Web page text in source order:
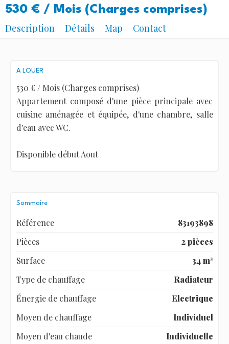
530 € / Mois (Charges comprises)
Description
Détails Map Contact
A LOUER
530 € / Mois (Charges comprises)
Appartement composé d'une pièce principale avec
cuisine aménagée et équipée, d'une chambre, salle
d'eau avec WC.
Disponible début Aout
Sommaire
Référence
83193898
Pièces
2 pièces
Surface
34 m²
Type de chauffage
Radiateur
Énergie de chauffage
Electrique
Moyen de chauffage
Individuel
Moyen d'eau chaude
Individuelle